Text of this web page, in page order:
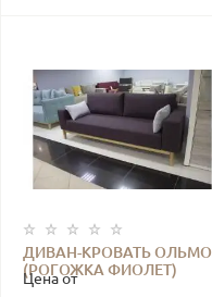
ДИВАН-КРОВАТЬ ОЛЬМО
(РОГОЖКА ФИОЛЕТ)
Цена от